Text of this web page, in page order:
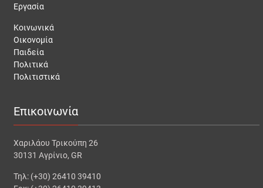
Εργασία
Κοινωνικά
Οικονομία
Παιδεία
Πολιτικά
Πολιτιστικά
Επικοινωνία
Χαριλάου Τρικούπη 26
30131 Αγρίνιο, GR
Τηλ: (+30) 26410 39410